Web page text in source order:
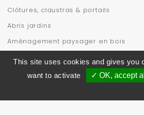
Clôtures, claustras & portails
Abris jardins
Aménagement paysager en bois
INFORMATIONS
© 2019 – CIHB
This site uses cookies and gives you
want to activate
✓ OK, accept all